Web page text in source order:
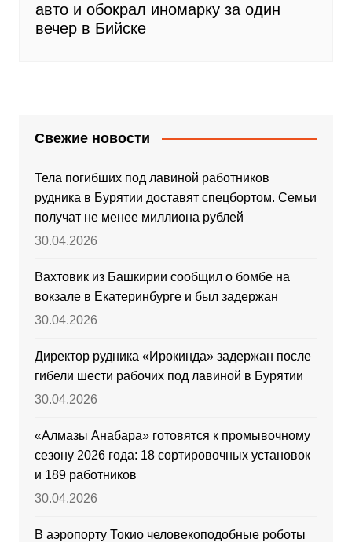
авто и обокрал иномарку за один
вечер в Бийске
Свежие новости
Тела погибших под лавиной работников
рудника в Бурятии доставят спецбортом. Семьи
получат не менее миллиона рублей
30.04.2026
Вахтовик из Башкирии сообщил о бомбе на
вокзале в Екатеринбурге и был задержан
30.04.2026
Директор рудника «Ирокинда» задержан после
гибели шести рабочих под лавиной в Бурятии
30.04.2026
«Алмазы Анабара» готовятся к промывочному
сезону 2026 года: 18 сортировочных установок
и 189 работников
30.04.2026
В аэропорту Токио человекоподобные роботы